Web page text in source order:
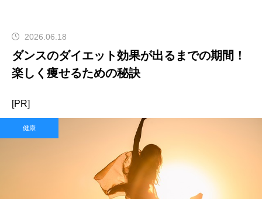
2026.06.18
ダンスのダイエット効果が出るまでの期間！
楽しく痩せるための秘訣
[PR]
健康